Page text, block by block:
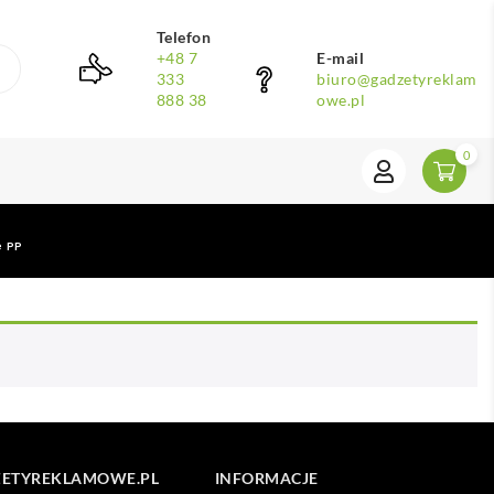
Telefon
+48 7
333
888 38
E-mail
biuro@gadzetyreklam
owe.pl
0
INFORMACJE